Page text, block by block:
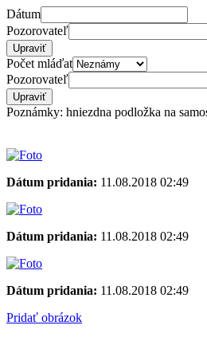
Dátum
Pozorovateľ
Počet mláďat
Pozorovateľ
Poznámky: hniezdna podložka na
Dátum pridania: 11.08.2018 02:49
Dátum pridania: 11.08.2018 02:49
Dátum pridania: 11.08.2018 02:49
Pridať obrázok